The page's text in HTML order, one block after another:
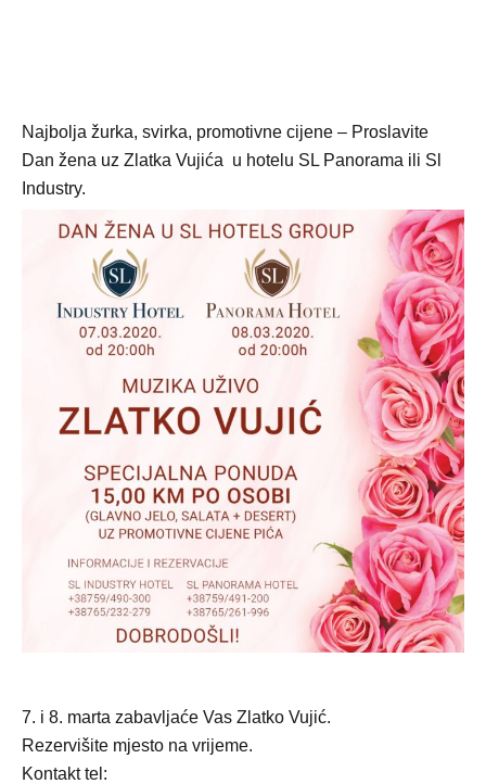
Najbolja žurka, svirka, promotivne cijene – Proslavite
Dan žena uz Zlatka Vujića u hotelu SL Panorama ili Sl
Industry.
7. i 8. marta zabavljaće Vas Zlatko Vujić.
Rezervišite mjesto na vrijeme.
Kontakt tel: